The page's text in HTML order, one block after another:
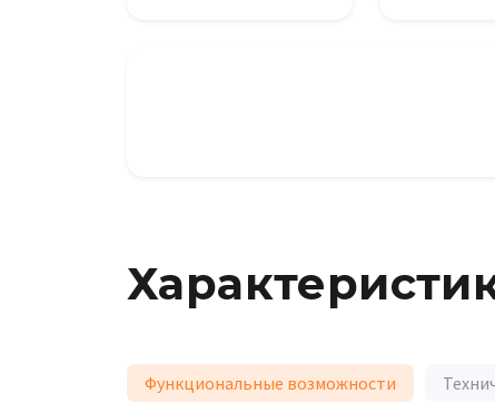
Функциональные возможности